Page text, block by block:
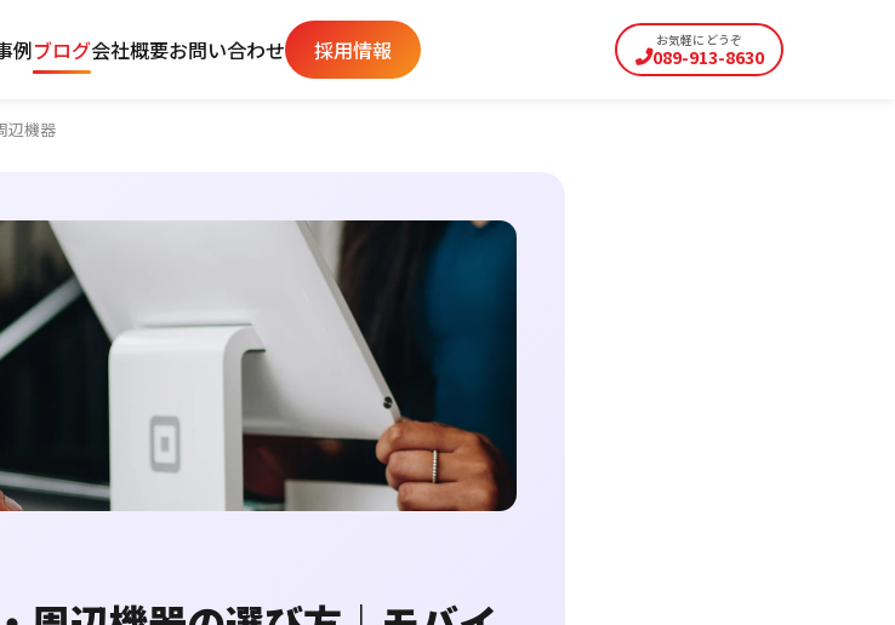
例ブログ会社概要お問い合わせ 採用情報 お気軽にどうぞ
089-913-8630
辺機器